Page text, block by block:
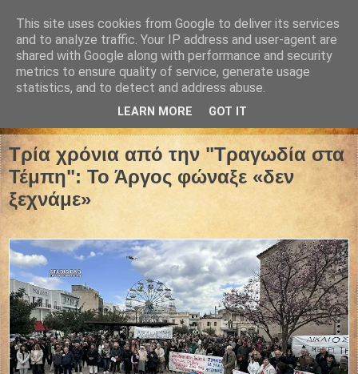
28 Φεβρουαρίου 2026
Τρία χρόνια από την "Τραγωδία στα
Τέμπη": Το Άργος φώναξε «δεν
ξεχνάμε»
This site uses cookies from Google to deliver its services
and to analyze traffic. Your IP address and user-agent are
shared with Google along with performance and security
metrics to ensure quality of service, generate usage
statistics, and to detect and address abuse.
LEARN MORE GOT IT